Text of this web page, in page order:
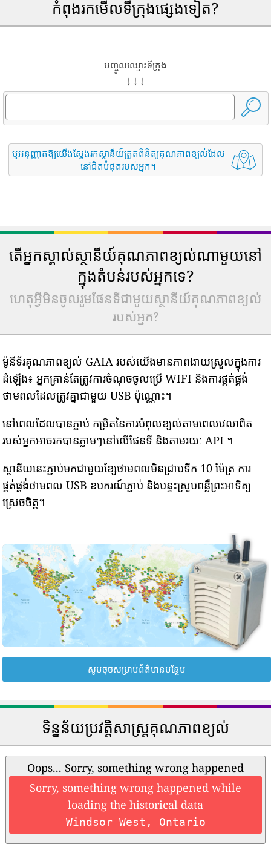
កំពុងរកមើលទីក្រុងផ្សេងទៀត?
បញ្ចូលឈ្មោះទីក្រុង
↓ ↓ ↓
ឬអនុញ្ញាតឱ្យយើងស្វែងរកស្ថានីយ៍ត្រួតពិនិត្យគុណភាពខ្យល់ដែល
នៅជិតបំផុតរបស់អ្នក។
តើអ្នកស្គាល់ស្ថានីយ៍គុណភាពខ្យល់ណាមួយនៅ
ក្នុងតំបន់របស់អ្នកទេ?
ហេតុអ្វីមិនចូលរួមផែនទីជាមួយស្ថានីយ៍គុណភាពខ្យល់
របស់អ្នក?
ម៉ូនីទ័រគុណភាពខ្យល់ GAIA របស់យើងមានភាពងាយស្រួលក្នុងការ
ដំឡើង៖ អ្នកគ្រាន់តែត្រូវការចំណុចចូលប្រើ WIFI និងការផ្គត់ផ្គង់
ថាមពលដែលត្រូវគ្នាជាមួយ USB ប៉ុណ្ណោះ។
នៅពេលដែលបានភ្ជាប់ កម្រិតនៃការបំពុលខ្យល់តាមពេលវេលាពិត
របស់អ្នកអាចរកបានភ្លាមៗនៅលើផែនទី និងតាមរយៈ API ។
ស្ថានីយនេះភ្ជាប់មកជាមួយខ្សែថាមពលមិនជ្រាបទឹក 10 ម៉ែត្រ ការ
ផ្គត់ផ្គង់ថាមពល USB ឧបករណ៍ភ្ជាប់ និងបន្ទះស្រូបពន្លឺព្រះអាទិត្យ
ស្រេចចិត្ត។
សូមចុចសម្រាប់ព័ត៌មានបន្ថែម
ទិន្នន័យប្រវត្តិសាស្រ្តគុណភាពខ្យល់
Oops... Sorry, something wrong happened
Sorry, something wrong happened while
loading the historical data
Windsor West, Ontario